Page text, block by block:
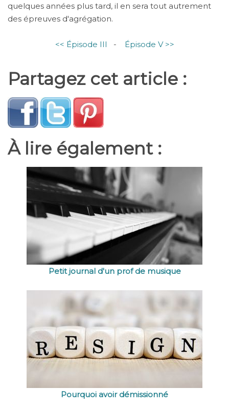
quelques années plus tard, il en sera tout autrement
des épreuves d'agrégation.
<< Épisode III - Épisode V >>
Partagez cet article :
À lire également :
Petit journal d'un prof de musique
Pourquoi avoir démissionné